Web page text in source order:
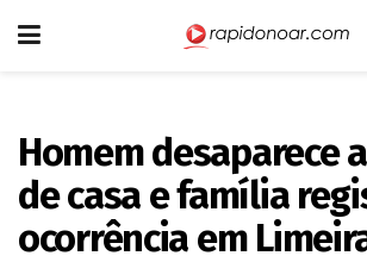
Homem desaparece
de casa e família
ocorrência em